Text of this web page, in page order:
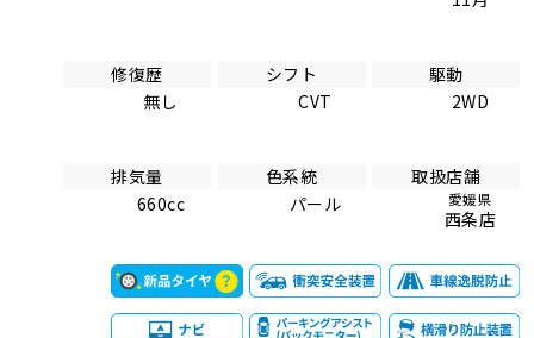
修復歴
無し
シフト
CVT
駆動
2WD
排気量
660cc
色系統
パール
取扱店舗
愛媛県
西条店